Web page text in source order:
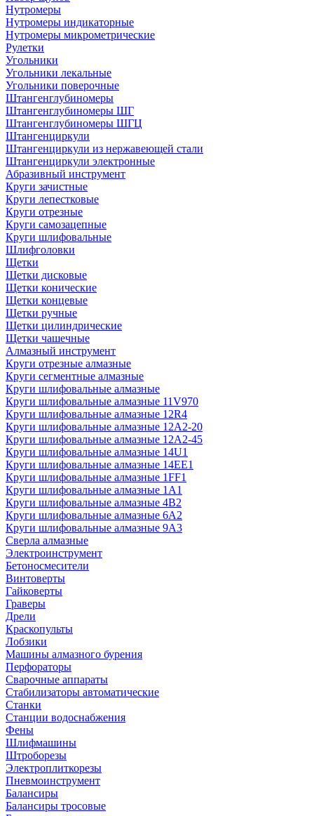
Нутромеры
Нутромеры индикаторные
Нутромеры микрометрические
Рулетки
Угольники
Угольники лекальные
Угольники поверочные
Штангенглубиномеры
Штангенглубиномеры ШГ
Штангенглубиномеры ШГЦ
Штангенциркули
Штангенциркули из нержавеющей стали
Штангенциркули электронные
Абразивный инструмент
Круги зачистные
Круги лепестковые
Круги отрезные
Круги самозацепные
Круги шлифовальные
Шлифголовки
Щетки
Щетки дисковые
Щетки конические
Щетки концевые
Щетки ручные
Щетки цилиндрические
Щетки чашечные
Алмазный инструмент
Круги отрезные алмазные
Круги сегментные алмазные
Круги шлифовальные алмазные
Круги шлифовальные алмазные 11V970
Круги шлифовальные алмазные 12R4
Круги шлифовальные алмазные 12А2-20
Круги шлифовальные алмазные 12А2-45
Круги шлифовальные алмазные 14U1
Круги шлифовальные алмазные 14ЕЕ1
Круги шлифовальные алмазные 1FF1
Круги шлифовальные алмазные 1А1
Круги шлифовальные алмазные 4В2
Круги шлифовальные алмазные 6A2
Круги шлифовальные алмазные 9А3
Сверла алмазные
Электроинструмент
Бетоносмесители
Винтоверты
Гайковерты
Граверы
Дрели
Краскопульты
Лобзики
Машины алмазного бурения
Перфораторы
Сварочные аппараты
Стабилизаторы автоматические
Станки
Станции водоснабжения
Фены
Шлифмашины
Штроборезы
Электроплиткорезы
Пневмоинструмент
Балансиры
Балансиры тросовые